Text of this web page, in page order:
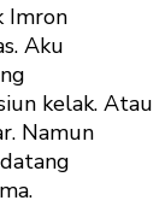
Imron
Aku
kelak. Atau
Namun